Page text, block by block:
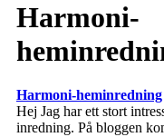
Harmoni-
Harmoni-heminredning
Hej Jag har ett stort
inredning. På bloggen